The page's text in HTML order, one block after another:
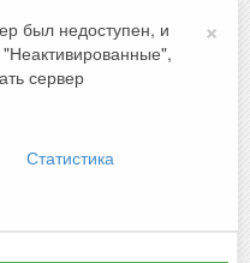
×
был недоступен, и
сервер
Статистика